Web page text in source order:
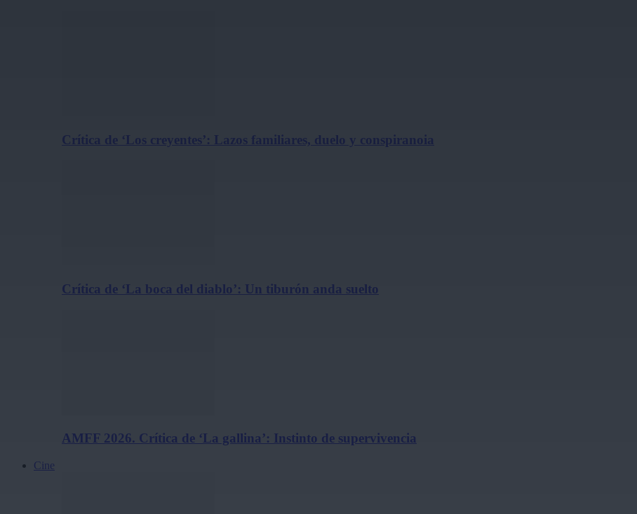
Crítica de ‘Los creyentes’: Lazos familiares, duelo y conspiranoia
Crítica de ‘La boca del diablo’: Un tiburón anda suelto
AMFF 2026. Crítica de ‘La gallina’: Instinto de supervivencia
Cine